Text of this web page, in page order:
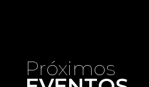
Próximos